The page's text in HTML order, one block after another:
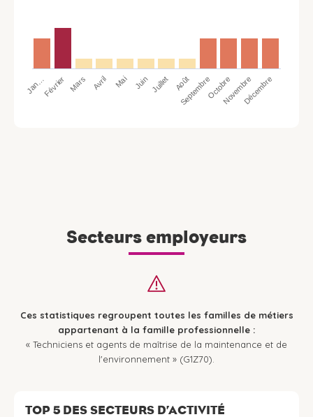
Jan…Février Mars Avril Mai Juin Juillet Août
SeptembreOctobreNovembreDécembre
Secteurs employeurs
Ces statistiques regroupent toutes les familles de métiers
appartenant à la famille professionnelle :
« Techniciens et agents de maîtrise de la maintenance et de
l'environnement » (G1Z70).
TOP 5 DES SECTEURS D’ACTIVITÉ